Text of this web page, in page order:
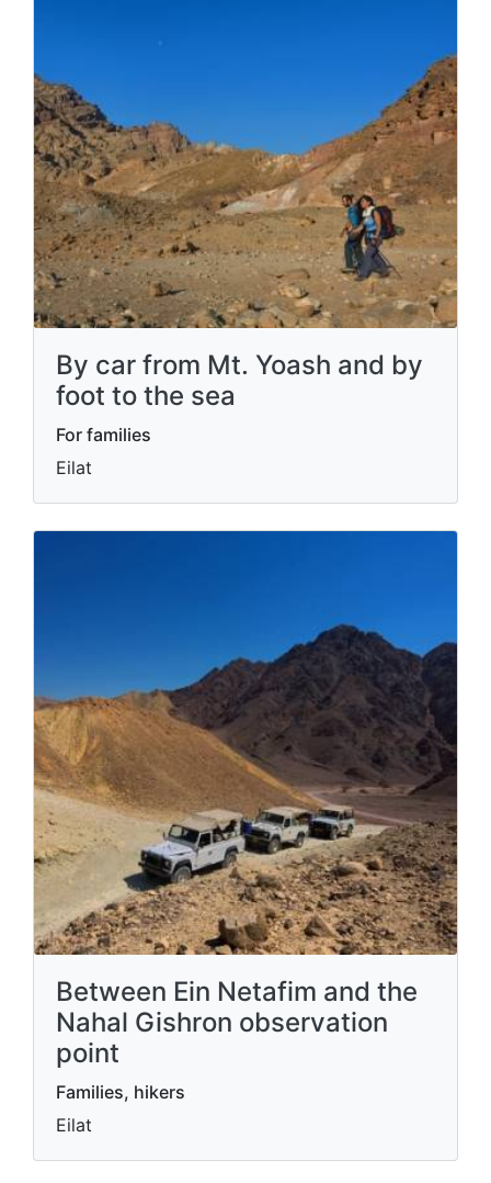
By car from Mt. Yoash and by
foot to the sea
For families
Eilat
Between Ein Netafim and the
Nahal Gishron observation
point
Families, hikers
Eilat